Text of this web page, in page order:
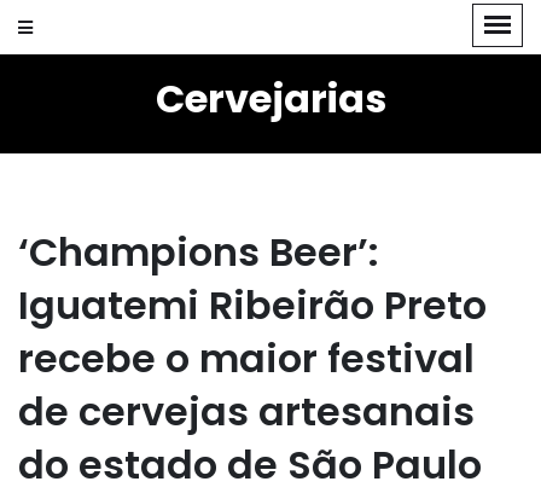
Cervejarias
‘Champions Beer’:
Iguatemi Ribeirão Preto
recebe o maior festival
de cervejas artesanais
do estado de São Paulo